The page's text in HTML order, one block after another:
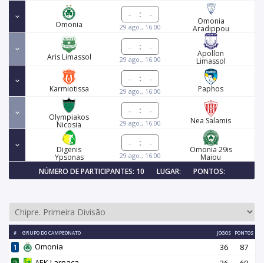
Omonia
:
29 ago., 16:00
Omonia
Aradippou
Aris Limassol
:
29 ago., 16:00
Apollon
Limassol
Karmiotissa
:
29 ago., 16:00 Paphos
Olympiakos
Nicosia
:
29 ago., 16:00 Nea Salamis
Digenis
Ypsonas
:
29 ago., 16:00
Omonia 29is
Maiou
NÚMERO DE PARTICIPANTES: 10
LUGAR: PONTOS:
# GRUPO DO CAMPEONATO JOGOS PONTOS
1 Omonia 36
87